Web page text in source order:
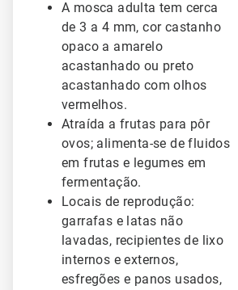
A mosca adulta tem cerca
de 3 a 4 mm, cor castanho
opaco a amarelo
acastanhado ou preto
acastanhado com olhos
vermelhos.
Atraída a frutas para pôr
ovos; alimenta-se de fluidos
em frutas e legumes em
fermentação.
Locais de reprodução:
garrafas e latas não
lavadas, recipientes de lixo
internos e externos,
esfregões e panos usados,